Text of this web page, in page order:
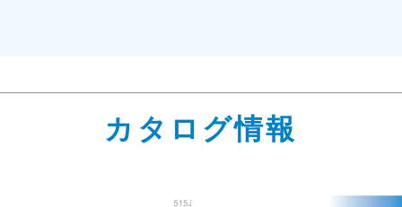
カタログ情報